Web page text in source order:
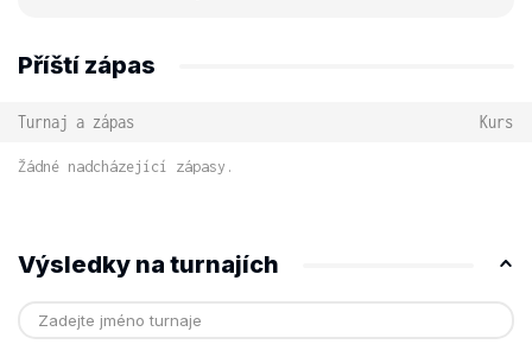
Příští zápas
Turnaj a zápas Kurs
Žádné nadcházející zápasy.
Výsledky na turnajích